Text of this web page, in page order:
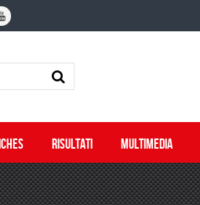
RISULTATI MULTIMEDIA